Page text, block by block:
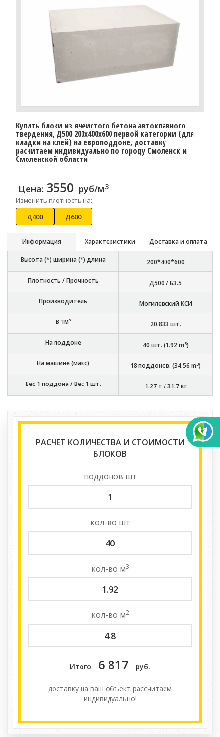
Купить блоки из ячеистого бетона автоклавного
твердения, Д500 200x400x600 первой категории (для
кладки на клей) на европоддоне, доставку
расчитаем индивидуально по городу Смоленск и
Смоленской области
Цена: 3550 руб/м3
Изменить плотность на:
Д400
Д600
Информация Характеристики Доставка и оплата
Высота (*) ширина (*) длина 200*400*600
Плотность / Прочность Д500 / Б3.5
Производитель Могилевский КСИ
В 1м³ 20.833 шт.
На поддоне 40 шт. (1.92m3)
На машине (макс) 18 поддонов. (34.56 m3)
Вес 1 поддона / Вес 1 шт. 1.27 т /31.7 кг
РАСЧЕТ КОЛИЧЕСТВА И СТОИМОСТИ
БЛОКОВ
поддонов шт
кол-во шт
кол-во м3
кол-во м2
Итого 6 817 руб.
доставку на ваш объект расcчитаем
индивидуально!